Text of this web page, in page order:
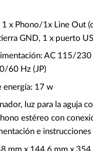
1 x Phono/1x Line Out
GND, 1 x puerto
AC 115/
60 Hz (JP)
energía: 17 w
luz para la aguja
estéreo con
e
mm x 144,6 mm x 354